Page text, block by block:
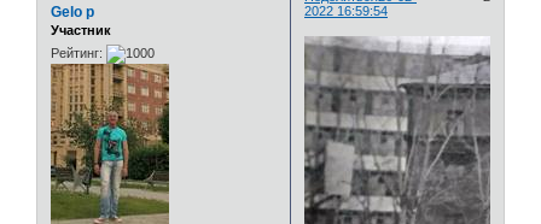
2022 16:59:54
Gelo p
Участник
Рейтинг: